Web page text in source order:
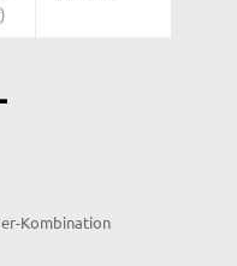
Kombination